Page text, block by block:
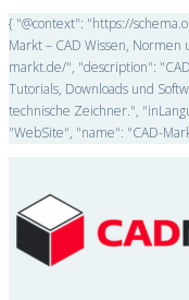
{ "@context": "https://
Markt – CAD Wissen,
markt.de/", "description":
Tutorials, Downloads und
technische Zeichner.",
"WebSite", "name": "CAD-